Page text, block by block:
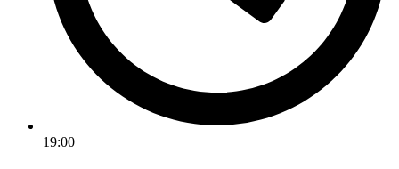
19:00